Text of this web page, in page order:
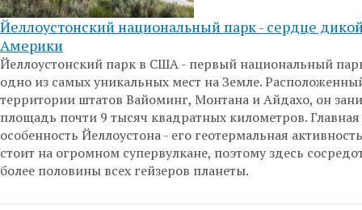
Йеллоустонский национальный парк - сердце
Америки
Йеллоустонский парк в США - первый национальный
одно из самых уникальных мест на Земле.
территории штатов Вайоминг, Монтана и Айдахо, он
площадь почти 9 тысяч квадратных километров. Главная
особенность Йеллоустона - его геотермальная
стоит на огромном супервулкане, поэтому здесь
более половины всех гейзеров планеты.